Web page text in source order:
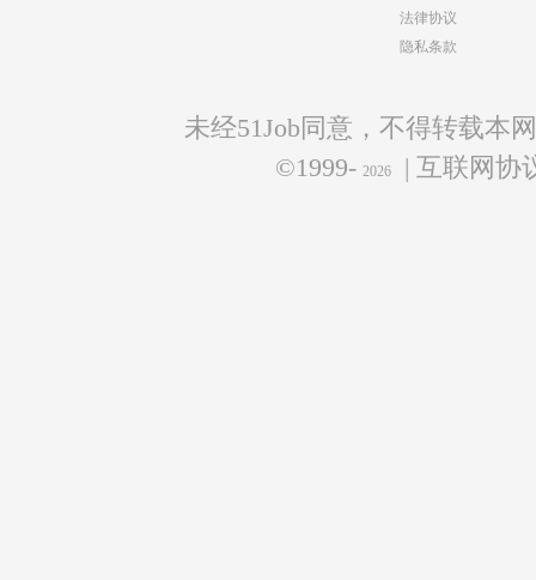
法律协议
隐私条款
未经51Job同意，不得转载本
©1999- 2026 | 互联网协